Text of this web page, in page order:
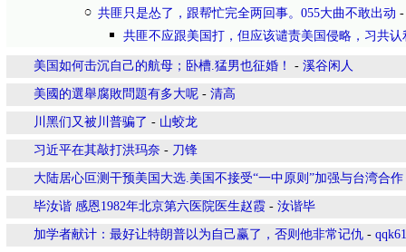
共匪只是怂了，跟帮忙完全两回事。055大曲不敢出动
共匪不应跟美国打，但应该谴责美国侵略，习共
美国如何击沉自己的航母；卧槽.猛男也征婚！ - 溪谷闲人
美國的選舉腐敗問題有多大呢 - 清高
川黑们又被川普骗了 - 山蛟龙
习近平在其敲打洪玛奈 - 刀锋
大陆居心叵测干预美国大选.美国不接受“一中原则”加强与台湾合作
毕汝谐 感恩1982年北京第六医院医生赵霞 - 汝谐毕
加学者献计：最好让特朗普以为自己赢了，否则他非常记仇 -